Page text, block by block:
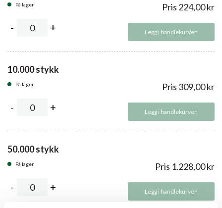
På lager Pris 224,00kr
Legg i handlekurven
10.000 stykk
På lager Pris 309,00kr
Legg i handlekurven
50.000 stykk
På lager Pris 1.228,00kr
Legg i handlekurven